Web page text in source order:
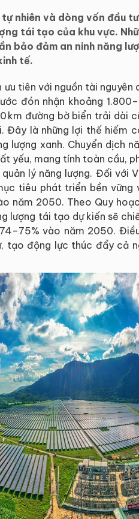
nhiên và dòng vốn đầu
tái tạo của khu vực.
bảo đảm an ninh năng
tế.
ưu tiên với nguồn tài
đón nhận khoảng
km đường bờ biển trải dài
Đây là những lợi thế hiếm
lượng xanh. Chuyển dịch
yếu, mang tính toàn cầu,
lý năng lượng. Đối với
tiêu phát triển bền
năm 2050. Theo Quy
lượng tái tạo dự kiến sẽ
vào năm 2050.
tạo động lực thúc đẩy cả